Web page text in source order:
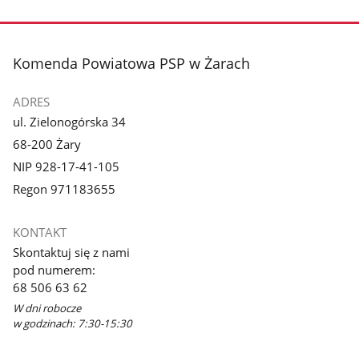
stopka
Komenda Powiatowa PSP w Żarach
ADRES
ul. Zielonogórska 34
68-200 Żary
NIP 928-17-41-105
Regon 971183655
KONTAKT
Skontaktuj się z nami
pod numerem:
68 506 63 62
W dni robocze
w godzinach: 7:30-15:30